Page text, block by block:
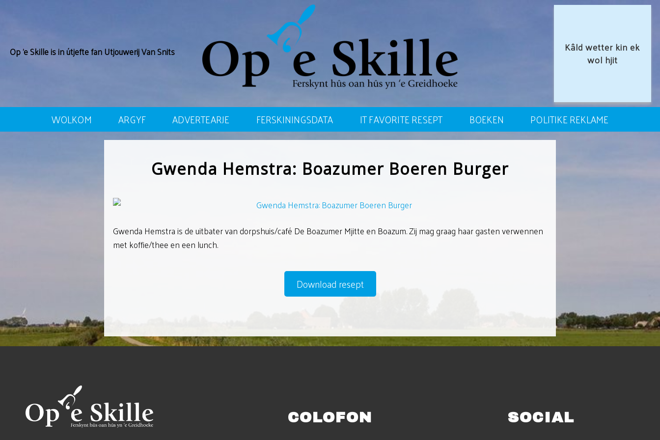
Op ’e Skille is in útjefte fan Utjouwerij Van Snits Kâld wetter kin ek
wol hjit
WOLKOM ARGYF ADVERTEARJE FERSKININGSDATA IT FAVORITE RESEPT BOEKEN POLITIKE REKLAME
Gwenda Hemstra: Boazumer Boeren Burger
Gwenda Hemstra is de uitbater van dorpshuis/café De Boazumer Mjitte en Boazum. Zij mag graag haar gasten verwennen
met koffie/thee en een lunch.
Download resept
COLOFON SOCIAL